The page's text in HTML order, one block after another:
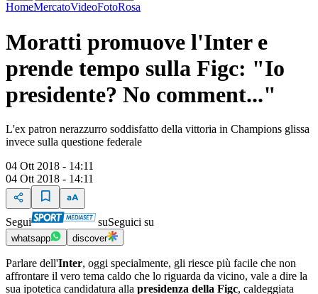
HomeMercatoVideoFotoRosa
Moratti promuove l'Inter e
prende tempo sulla Figc: "Io
presidente? No comment..."
L'ex patron nerazzurro soddisfatto della vittoria in Champions glissa
invece sulla questione federale
04 Ott 2018 - 14:11
04 Ott 2018 - 14:11
Segui suSeguici su
whatsapp discover
Parlare dell'Inter, oggi specialmente, gli riesce più facile che non
affrontare il vero tema caldo che lo riguarda da vicino, vale a dire la
sua ipotetica candidatura alla presidenza della Figc, caldeggiata